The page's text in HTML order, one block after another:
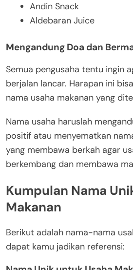
Andin Snack
Aldebaran Juice
Mengandung Doa dan
Semua pengusaha tentu ingin
berjalan lancar. Harapan ini
nama usaha makanan yang
Nama usaha haruslah
positif atau menyematkan
yang membawa berkah agar
berkembang dan membawa
Kumpulan Nama
Makanan
Berikut adalah nama-nama
dapat kamu jadikan referensi: